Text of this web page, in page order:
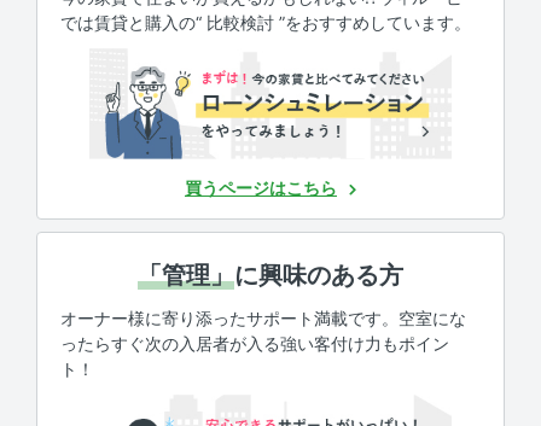
では賃貸と購入の“ 比較検討 ”をおすすめしています。
買うページはこちら
「管理」に興味のある方
オーナー様に寄り添ったサポート満載です。空室にな
ったらすぐ次の入居者が入る強い客付け力もポイン
ト！